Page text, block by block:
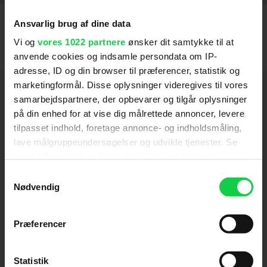
Ansvarlig brug af dine data
Vi og vores 1022 partnere ønsker dit samtykke til at
anvende cookies og indsamle persondata om IP-
adresse, ID og din browser til præferencer, statistik og
marketingformål. Disse oplysninger videregives til vores
samarbejdspartnere, der opbevarer og tilgår oplysninger
på din enhed for at vise dig målrettede annoncer, levere
tilpasset indhold, foretage annonce- og indholdsmåling,
lave målgruppeundersøgelser og udvikle tjenester. Se
tilbage eller ændre indstillinger fra vores
"Cookiedeklaration", eller ved at trykke på "Privacy
Indsamle præcise oplysninger om din placering,
Nødvendig
Præferencer
Statistik
Hold dig opdateret
Send
Ved tilmelding accepterer jeg samtidig